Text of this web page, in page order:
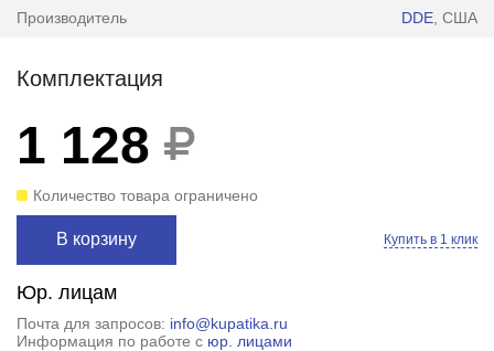
Производитель DDE , США
Комплектация
1 128
Количество товара ограничено
В корзину Купить в 1 клик
Юр. лицам
Почта для запросов: info@kupatika.ru
Информация по работе с юр. лицами